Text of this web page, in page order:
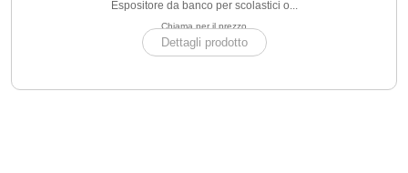
Espositore da banco per scolastici o...
Chiama per il prezzo
Dettagli prodotto